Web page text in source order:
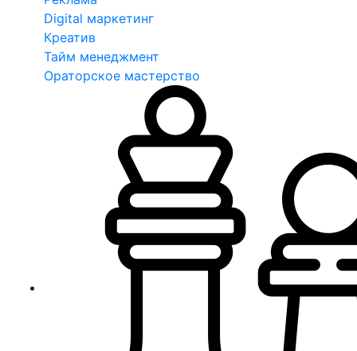
Digital маркетинг
Креатив
Тайм менеджмент
Ораторское мастерство